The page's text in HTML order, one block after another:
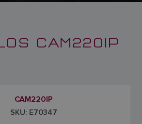
CAM220IP
CAM220IP
SKU: E70347